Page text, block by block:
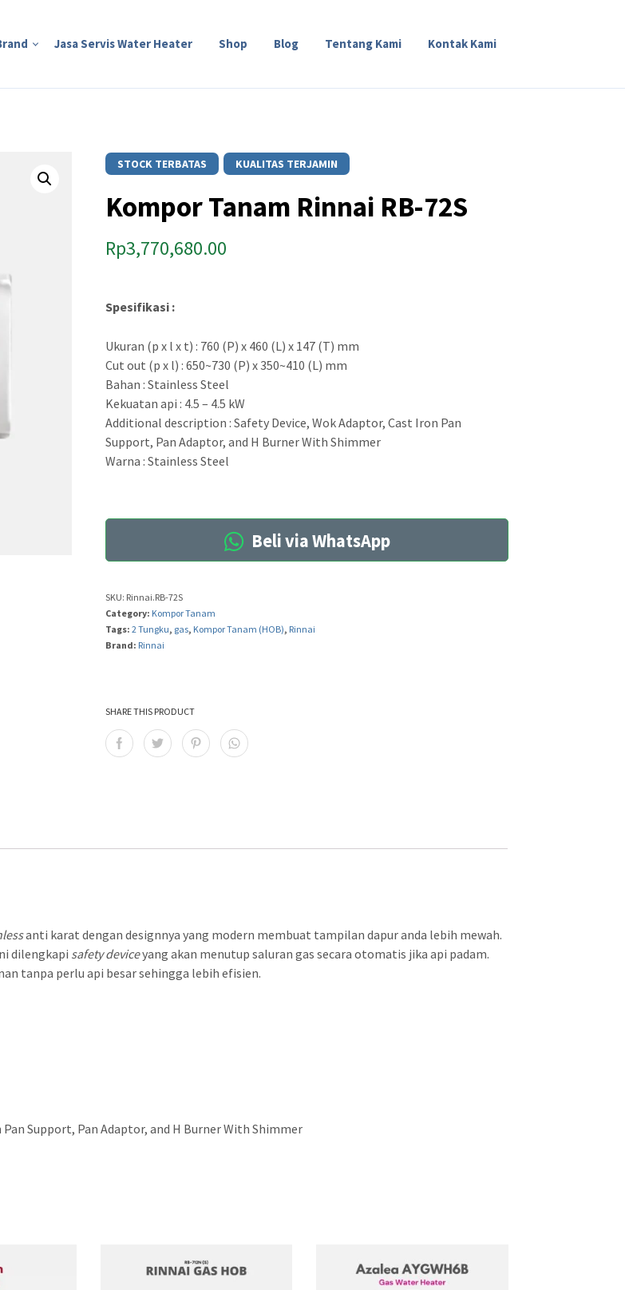
Jasa Servis Water Heater Shop Blog Tentang Kami Kontak Kami
STOCK TERBATAS KUALITAS TERJAMIN
Kompor Tanam Rinnai RB-72S
Rp3,770,680.00
Spesifikasi :
Ukuran (p x l x t) : 760 (P) x 460 (L) x 147 (T) mm
Cut out (p x l) : 650~730 (P) x 350~410 (L) mm
Bahan : Stainless Steel
Kekuatan api : 4.5 – 4.5 kW
Additional description : Safety Device, Wok Adaptor, Cast Iron Pan
Support, Pan Adaptor, and H Burner With Shimmer
Warna : Stainless Steel
Beli via WhatsApp
SKU: Rinnai.RB-72S
Category: Kompor Tanam
Tags:2 Tungku, gas, Kompor Tanam (HOB), Rinnai
Brand: Rinnai
SHARE THIS PRODUCT
anti karat dengan designnya yang modern membuat tampilan dapur anda lebih mewah.
dilengkapi safety deviceyang akan menutup saluran gas secara otomatis jika api padam.
tanpa perlu api besar sehingga lebih efisien.
Support, Pan Adaptor, and H Burner With Shimmer